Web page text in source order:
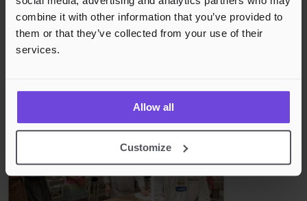
combine it with other information that you’ve provided to
them or that they’ve collected from your use of their
services.
Allow all
Customize
Grunnkurs i napolitansk pizza - Loftet på Lura